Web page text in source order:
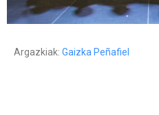
Argazkiak: Gaizka Peñafiel